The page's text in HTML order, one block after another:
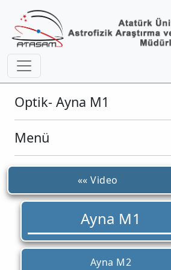
Optik- Ayna M1
Menü
«« Video
Ayna M1
Ayna M2